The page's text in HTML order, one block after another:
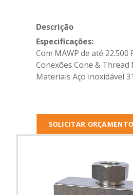
Descrição
Especificações:
Com MAWP de até 22.500
Conexões Cone & Thread
Materiais Aço inoxidável
SOLICITAR ORÇAMENTO